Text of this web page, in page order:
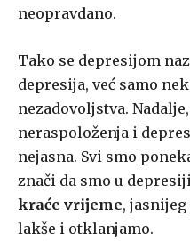
neopravdano.
Tako se depresijom
depresija, već samo
nezadovoljstva.
neraspoloženja i
nejasna. Svi smo
znači da smo u
kraće vrijeme,
lakše i otklanjamo.